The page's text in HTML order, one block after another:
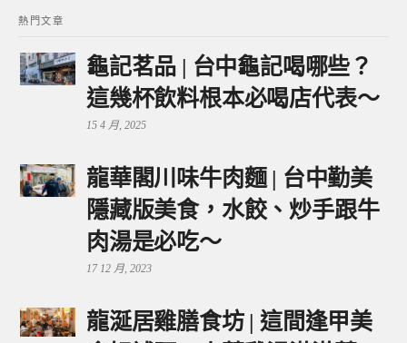
熱門文章
龜記茗品 | 台中龜記喝哪些？
這幾杯飲料根本必喝店代表～
15 4 月, 2025
龍華閣川味牛肉麵 | 台中勤美
隱藏版美食，水餃、炒手跟牛
肉湯是必吃～
17 12 月, 2023
龍涎居雞膳食坊 | 這間逢甲美